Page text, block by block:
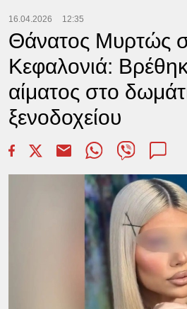
16.04.2026 12:35
Θάνατος Μυρτώς
Κεφαλονιά:
αίματος στο
ξενοδοχείου